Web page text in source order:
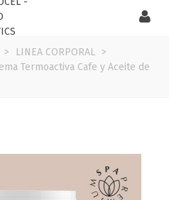
> LINEA CORPORAL >
Termoactiva Cafe y Aceite de